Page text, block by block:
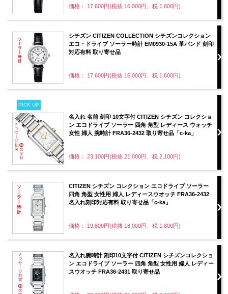
価格： 17,600円(税抜 16,000円、税 1,600円)
シチズン CITIZEN COLLECTION シチズンコレクション
エコ・ドライブ ソーラー時計 EM0930-15A 革バンド 刻印
対応有料 取り寄せ品
価格： 17,600円(税抜 16,000円、税 1,600円)
PICK UP
名入れ 名前 刻印 10文字付 CITIZEN シチズン コレクショ
ン エコドライブ ソーラー 四角 角型 レディース ウォッチ
女性 婦人 腕時計 FRA36-2432 取り寄せ品「c-ka」
価格： 23,100円(税抜 21,000円、税 2,100円)
CITIZEN シチズン コレクション エコドライブ ソーラー
四角 角型 女性用 婦人 レディースウオッチ FRA36-2432
名入れ刻印対応有料 取り寄せ品「c-ka」
価格： 19,800円(税抜 18,000円、税 1,800円)
名入れ腕時計 刻印10文字付 CITIZEN シチズンコレクショ
ン エコドライブ ソーラー 四角 角型 女性用 婦人 レディー
スウオッチ FRA36-2431 取り寄せ品